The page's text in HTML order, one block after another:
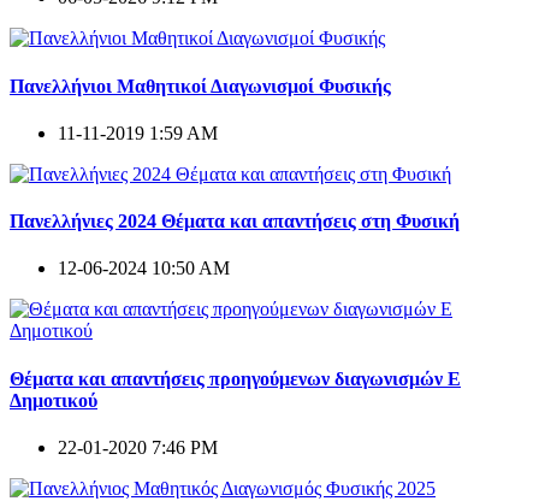
Πανελλήνιοι Μαθητικοί Διαγωνισμοί Φυσικής
11-11-2019 1:59 AM
Πανελλήνιες 2024 Θέματα και απαντήσεις στη Φυσική
12-06-2024 10:50 AM
Θέματα και απαντήσεις προηγούμενων διαγωνισμών E
Δημοτικού
22-01-2020 7:46 PM